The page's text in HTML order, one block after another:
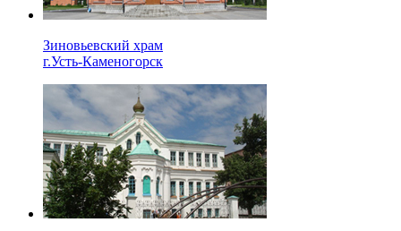
Зиновьевский храм
г.Усть-Каменогорск